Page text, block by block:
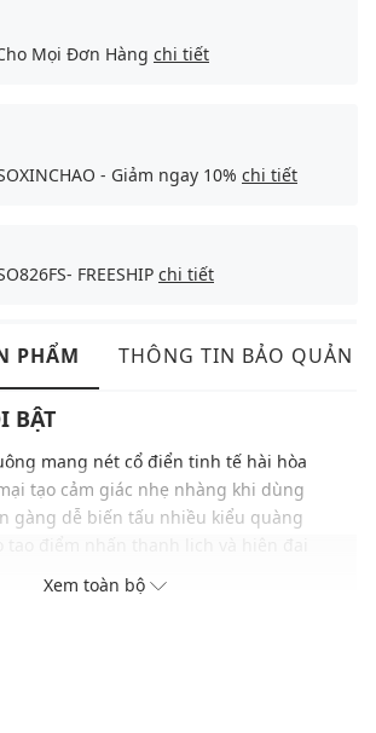
Mọi Đơn Hàng chi tiết
- Giảm ngay 10% chi tiết
FREESHIP chi tiết
PHẨM THÔNG TIN BẢO QUẢN
BẬT
mang nét cổ điển tinh tế hài hòa
tạo cảm giác nhẹ nhàng khi dùng
gàng dễ biến tấu nhiều kiểu quàng
nét hoàn thiện tổng thể thêm chỉn chu
phù hợp nhiều kiểu trang phục
Xem toàn bộ